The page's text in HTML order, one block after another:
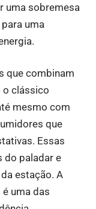
uma sobremesa
uma
que combinam
o clássico
mesmo com
que
Essas
do paladar e
estação. A
uma das